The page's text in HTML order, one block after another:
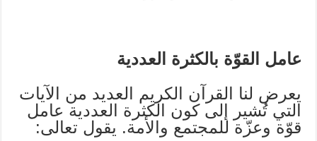
عامل القوّة بالكثرة العددية
يعرض لنا القرآن الكريم العديد من الآيات
التي تُشير إلى كون الكثرة العددية عامل
قوّة وعزّة للمجتمع والأمة. يقول تعالى: